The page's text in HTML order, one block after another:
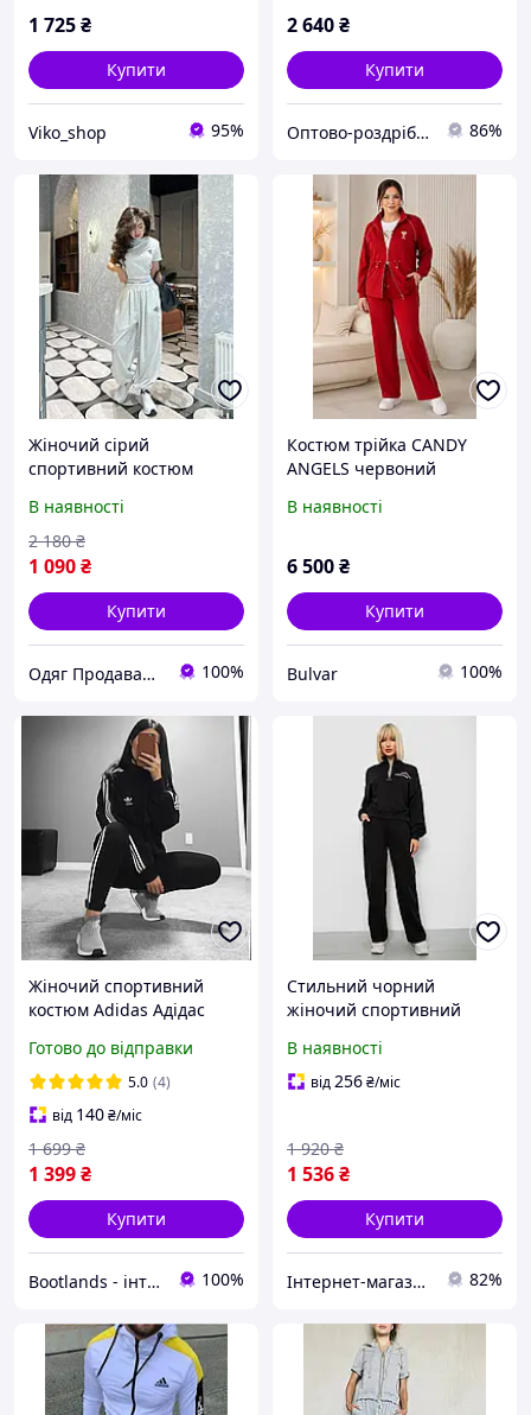
1 725₴
Купити
Viko_shop 95%
2 640₴
Купити
Оптово-роздрібний інтернет-магазин жіночого одягу "Ameliya Serg " 86%
Жіночий сірий
спортивний костюм
широкими штанами
оверсайз: стильний
брендовий комплект з
фірмовою резинкою
В наявності
1 090₴
2 180 ₴
Купити
Одяг Продавашка 100%
Костюм трійка CANDY
ANGELS червоний
спортивний
розміру
В наявності
6 500₴
Купити
Bulvar 100%
Жіночий спортивний
костюм Adidas Адідас
Туреччина весна осінь.
Костюм з лампасами
жіночий
Готово до відправки
5.0 (4)
від 140₴/міс
1 399₴
1 699 ₴
Купити
Bootlands - інтернет-магазин взуття та одягу 100%
Стильний чорний
жіночий спортивний
M довжина 52 см 102 см
бренд 244R1061AG
В наявності
від256₴/міс
1 536₴
1 920 ₴
Купити
Інтернет-магазин TOOLS MAX 82%